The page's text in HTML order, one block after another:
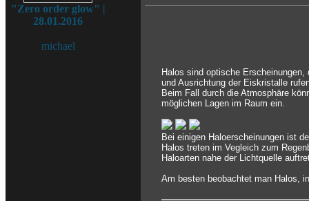
"Zero order glow" |
28.01.2016
michael
Halos sind optische
und Ausrichtung der Eiskristalle
Beim Fall durch die Atmosphäre
möglichen Lagen im Raum ein.
Bei einigen Haloerscheinungen ist
Halos treten im Vegleich zum
Haloarten nahe der Lichtquelle
Am besten beobachtet man Halos,